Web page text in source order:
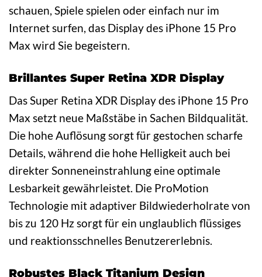
schauen, Spiele spielen oder einfach nur im
Internet surfen, das Display des iPhone 15 Pro
Max wird Sie begeistern.
Brillantes Super Retina XDR Display
Das Super Retina XDR Display des iPhone 15 Pro
Max setzt neue Maßstäbe in Sachen Bildqualität.
Die hohe Auflösung sorgt für gestochen scharfe
Details, während die hohe Helligkeit auch bei
direkter Sonneneinstrahlung eine optimale
Lesbarkeit gewährleistet. Die ProMotion
Technologie mit adaptiver Bildwiederholrate von
bis zu 120 Hz sorgt für ein unglaublich flüssiges
und reaktionsschnelles Benutzererlebnis.
Robustes Black Titanium Design